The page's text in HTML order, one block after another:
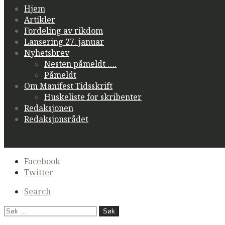
Hjem
Artikler
Fordeling av rikdom
Lansering 27. januar
Nyhetsbrev
Nesten påmeldt ….
Påmeldt
Om Manifest Tidsskrift
Huskeliste for skribenter
Redaksjonen
Redaksjonsrådet
Secondary
navigation
Facebook
Twitter
Search
Søk